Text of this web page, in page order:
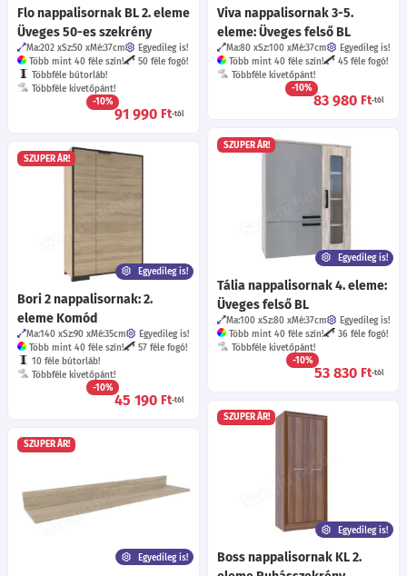
Flo nappalisornak BL 2. eleme
Üveges 50-es szekrény
Ma:202 Sz:50 Mé:37cm
Egyedileg is!
Több mint 40 féle szín!
50 féle fogó!
Többféle bútorláb!
Többféle kivetőpánt!
-10%
91 990 Ft-tól
Viva nappalisornak 3-5.
eleme: Üveges felső BL
Ma:80 Sz:100 Mé:37cm
Egyedileg is!
Több mint 40 féle szín!
45 féle fogó!
Többféle kivetőpánt!
-10%
83 980 Ft-tól
SZUPER ÁR!
Egyedileg is!
Tália nappalisornak 4. eleme:
Üveges felső BL
Ma:100 Sz:80 Mé:37cm
Egyedileg is!
Több mint 40 féle szín!
36 féle fogó!
Többféle kivetőpánt!
-10%
53 830 Ft-tól
SZUPER ÁR!
Egyedileg is!
Bori 2 nappalisornak: 2.
eleme Komód
Ma:140 Sz:90 Mé:35cm
Egyedileg is!
Több mint 40 féle szín!
57 féle fogó!
10 féle bútorláb!
Többféle kivetőpánt!
-10%
45 190 Ft-tól
SZUPER ÁR!
Egyedileg is!
Boss nappalisornak KL 2.
SZUPER ÁR!
Egyedileg is!